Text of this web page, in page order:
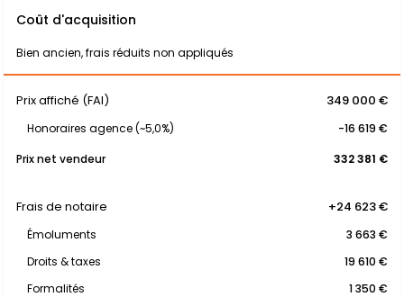
Coût d'acquisition
Bien ancien, frais réduits non appliqués
Prix affiché (FAI) 349 000 €
Honoraires agence (~5,0%)
-16 619 €
Prix net vendeur
332 381 €
Frais de notaire +24 623 €
Émoluments
3 663 €
Droits & taxes
19 610 €
Formalités
1 350 €